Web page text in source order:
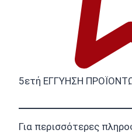
5ετή ΕΓΓΥΗΣΗ
Για περισσότερες